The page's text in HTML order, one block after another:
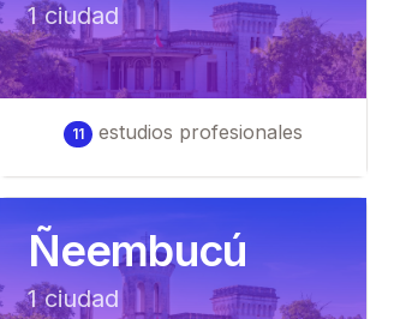
1ciudad
11 estudios profesionales
Ñeembucú
1ciudad